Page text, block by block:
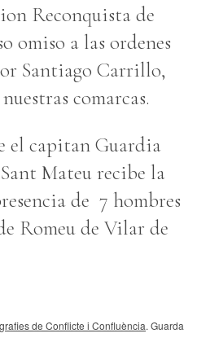
Reconquista de
omiso a las ordenes
Santiago Carrillo,
comarcas.
el capitan Guardia
Mateu recibe la
de 7 hombres
Romeu de Vilar de
de Conflicte i Confluència. Guarda